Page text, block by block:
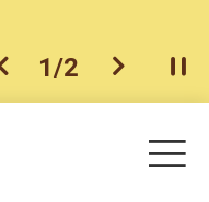
上一个
1/2 下一个开
目